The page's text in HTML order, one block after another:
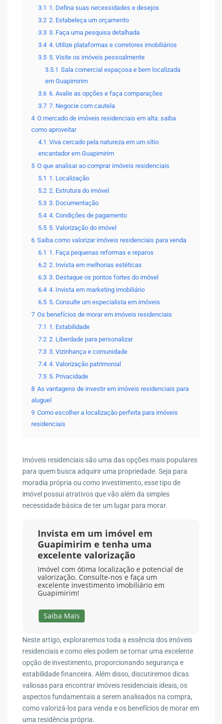
3.1 1. Defina suas necessidades e desejos
3.2 2. Estabeleça um orçamento
3.3 3. Faça uma pesquisa detalhada
3.4 4. Utilize plataformas e corretores imobiliários
3.5 5. Visite os imóveis pessoalmente
3.5.1 Sala comercial espaçosa e bem localizada
em Guapimirim
3.6 6. Avalie as opções e faça comparações
3.7 7. Negocie com cautela
4 O mercado de imóveis residenciais em alta: saiba
como aproveitar
4.1 Viva cercado pela natureza em um sítio
encantador em Guapimirim
5 O que analisar ao comprar imóveis residenciais
5.1 1. Localização
5.2 2. Estrutura do imóvel
5.3 3. Documentação
5.4 4. Condições de pagamento
5.5 5. Valorização do imóvel
6 Saiba como valorizar imóveis residenciais para venda
6.1 1. Faça pequenas reformas e reparos
6.2 2. Invista em melhorias estéticas
6.3 3. Destaque os pontos fortes do imóvel
6.4 4. Invista em marketing imobiliário
6.5 5. Consulte um especialista em imóveis
7 Os benefícios de morar em imóveis residenciais
7.1 1. Estabilidade
7.2 2. Liberdade para personalizar
7.3 3. Vizinhança e comunidade
7.4 4. Valorização patrimonial
7.5 5. Privacidade
8 As vantagens de investir em imóveis residenciais para
aluguel
9 Como escolher a localização perfeita para imóveis
residenciais
Imóveis residenciais são uma das opções mais populares
para quem busca adquirir uma propriedade. Seja para
moradia própria ou como investimento, esse tipo de
imóvel possui atrativos que vão além da simples
necessidade básica de ter um lugar para morar.
Invista em um imóvel em
Guapimirim e tenha uma
excelente valorização
Imóvel com ótima localização e potencial de
valorização. Consulte-nos e faça um
excelente investimento imobiliário em
Guapimirim!
Saiba Mais
Neste artigo, exploraremos toda a essência dos imóveis
residenciais e como eles podem se tornar uma excelente
opção de investimento, proporcionando segurança e
estabilidade financeira. Além disso, discutiremos dicas
valiosas para encontrar imóveis residenciais ideais, os
aspectos fundamentais a serem analisados na compra,
como valorizá-los para venda e os benefícios de morar em
uma residência própria.